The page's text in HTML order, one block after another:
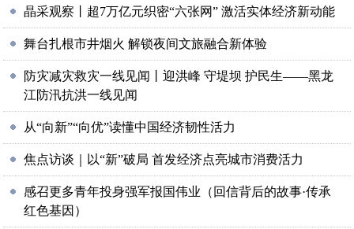
晶采观察丨超7万亿元织密“六张网” 激活实体经济新动能
舞台扎根市井烟火 解锁夜间文旅融合新体验
防灾减灾救灾一线见闻丨迎洪峰 守堤坝 护民生——黑龙
江防汛抗洪一线见闻
从“向新”“向优”读懂中国经济韧性活力
焦点访谈｜以“新”破局 首发经济点亮城市消费活力
感召更多青年投身强军报国伟业（回信背后的故事·传承
红色基因）